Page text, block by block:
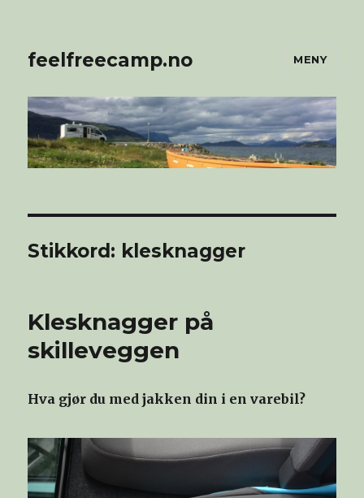
feelfreecamp.no MENY
Stikkord: klesknagger
Klesknagger på
skilleveggen
Hva gjør du med jakken din i en varebil?